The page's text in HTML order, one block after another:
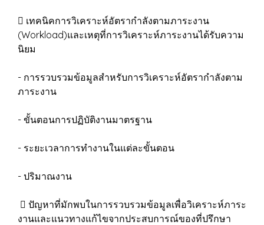
 เทคนิคการวิเคราะห์อัตรากำลังตามภาระงาน
(Workload)และเหตุที่การวิเคราะห์ภาระงานได้รับความ
นิยม
- การรวบรวมข้อมูลสำหรับการวิเคราะห์อัตรากำลังตาม
ภาระงาน
- ขั้นตอนการปฏิบัติงานมาตรฐาน
- ระยะเวลาการทำงานในแต่ละขั้นตอน
- ปริมาณงาน
 ปัญหาที่มักพบในการรวบรวมข้อมูลเพื่อวิเคราะห์ภาระ
งานและแนวทางแก้ไขจากประสบการณ์ของที่ปรึกษา